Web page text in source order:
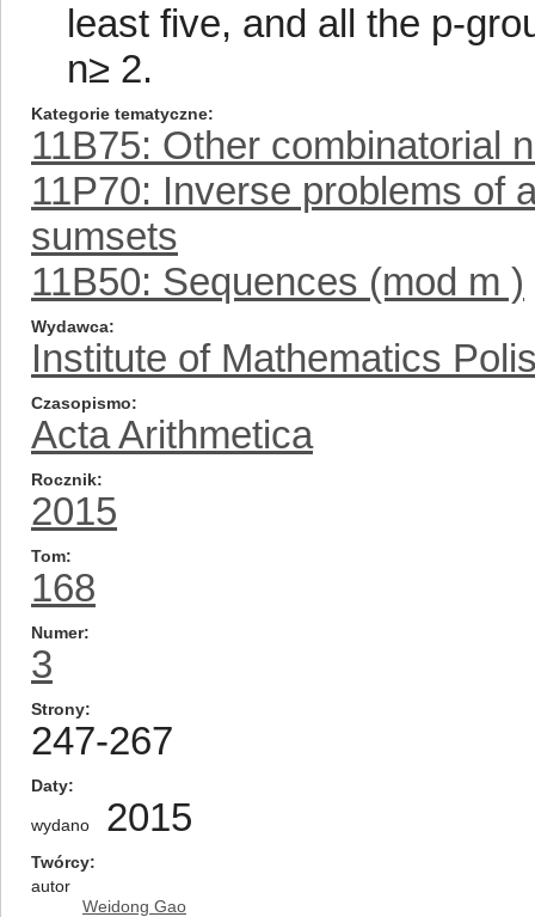
least five, and all the p-
n≥ 2.
Kategorie tematyczne
11B75: Other combinatorial
11P70: Inverse problems of
sumsets
11B50: Sequences (mod m )
Wydawca
Institute of Mathematics
Czasopismo
Acta Arithmetica
Rocznik
2015
Tom
168
Numer
3
Strony
247-267
Daty
wydano 2015
Twórcy
autor
Weidong Gao